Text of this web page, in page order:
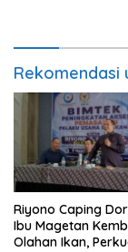
Rekomendasi
Riyono Caping
Ibu Magetan
Olahan Ikan,